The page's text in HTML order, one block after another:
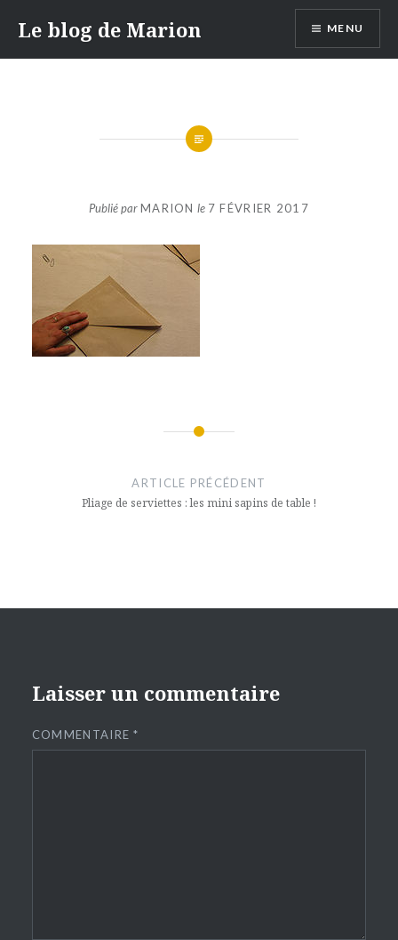
contenu
Le blog de Marion MENU
Publié parMARION le 7 FÉVRIER 2017
l’article
ARTICLE PRÉCÉDENT
Pliage de serviettes : les mini sapins de table !
Laisser un commentaire
COMMENTAIRE*